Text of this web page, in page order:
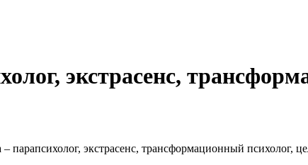
экстрасенс,
–пара­пси­хо­лог, экс­тра­сенс, транс­фор­ма­ци­он­ный пси­хо­лог,